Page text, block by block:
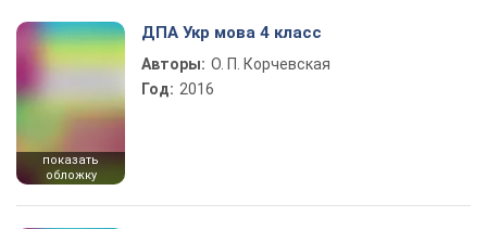
показать
обложку
ДПА Укр мова 4 класс
Авторы: О. П. Корчевская
Год: 2016